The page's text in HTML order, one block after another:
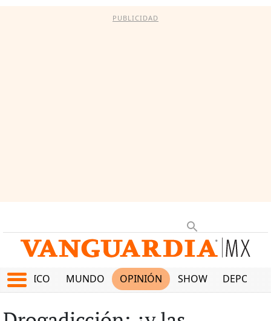
PUBLICIDAD
MÉXICO MUNDO OPINIÓN SHOW